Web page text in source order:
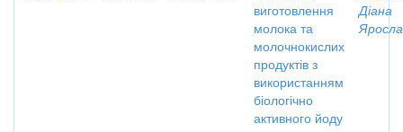
виготовлення
молока та
молочнокислих
продуктів з
використанням
біологічно
активного йоду
Діана